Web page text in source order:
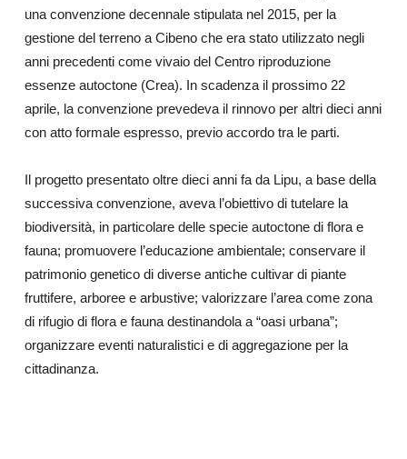
una convenzione decennale stipulata nel 2015, per la
gestione del terreno a Cibeno che era stato utilizzato negli
anni precedenti come vivaio del Centro riproduzione
essenze autoctone (Crea). In scadenza il prossimo 22
aprile, la convenzione prevedeva il rinnovo per altri dieci anni
con atto formale espresso, previo accordo tra le parti.
Il progetto presentato oltre dieci anni fa da Lipu, a base della
successiva convenzione, aveva l’obiettivo di tutelare la
biodiversità, in particolare delle specie autoctone di flora e
fauna; promuovere l’educazione ambientale; conservare il
patrimonio genetico di diverse antiche cultivar di piante
fruttifere, arboree e arbustive; valorizzare l’area come zona
di rifugio di flora e fauna destinandola a “oasi urbana”;
organizzare eventi naturalistici e di aggregazione per la
cittadinanza.